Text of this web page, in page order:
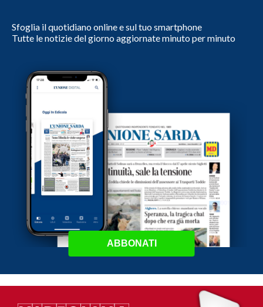
Sfoglia il quotidiano online e sul tuo smartphone
Tutte le notizie del giorno aggiornate minuto per minuto
ABBONATI